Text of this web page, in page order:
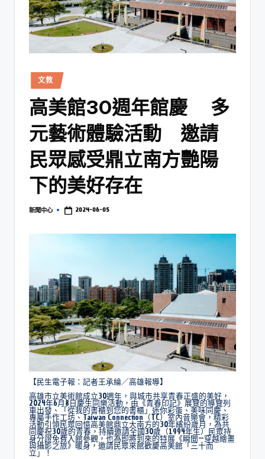
文教
高美館30週年館慶 多
元藝術體驗活動 邀請
民眾感受鼎立南方艷陽
下的美好存在
新聞中心 2024-06-05
【民生電子報：記者王承綸／高雄報導】
高雄市立美術館成立30週年，與城市共享青春正盛的美好，
2024年6月8日慶生同樂活動，由《青春印記》展覽的導覽列
車出發、「從我的書櫃到您的書櫃」迷你彩蛋、美味同慶、
專屬手作工坊、Taiwan Connection（TC） 室內音樂會，精彩
活動引領民眾回憶高美館鼎立大南方的30年繽紛歲月，為共
同慶祝30歲的青春，持續邀請全國30歲（1994年生）民眾持
身分證免費入館參觀，也為即將到來的特展《瞬間—穿越繪畫
與攝影之旅》暖身，邀請民眾來館歡慶高美館「三十而
立」！